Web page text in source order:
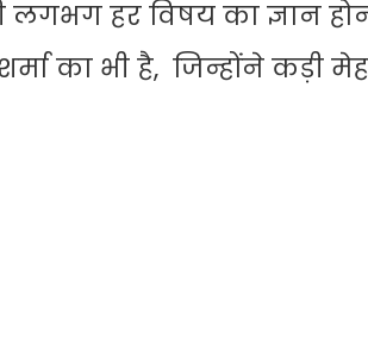
हर विषय का ज्ञान
का भी है, जिन्होंने कड़ी